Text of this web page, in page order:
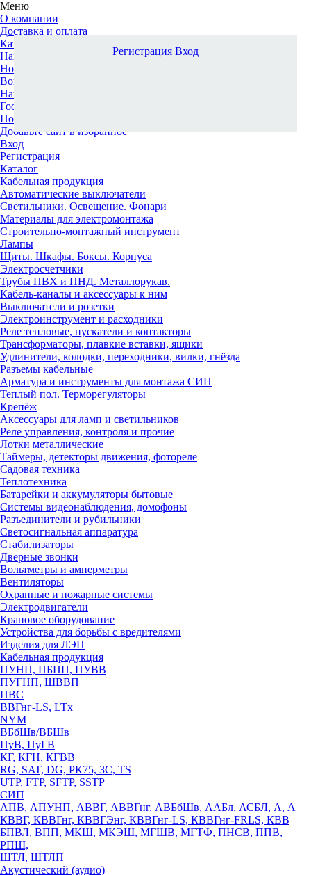
Меню
О компании
Доставка и оплата
Каталог
Наши офисы
Новости и новинки
Вопрос-ответ
Наша команда
Гос. заказчикам
Поставщикам
Добавьте сайт в избранное
Вход
Регистрация
Каталог
Кабельная продукция
Автоматические выключатели
Светильники. Освещение. Фонари
Материалы для электромонтажа
Строительно-монтажный инструмент
Лампы
Щиты. Шкафы. Боксы. Корпуса
Электросчетчики
Трубы ПВХ и ПНД. Металлорукав.
Кабель-каналы и аксессуары к ним
Выключатели и розетки
Электроинструмент и расходники
Реле тепловые, пускатели и контакторы
Трансформаторы, плавкие вставки, ящики
Удлинители, колодки, переходники, вилки, гнёзда
Разъемы кабельные
Арматура и инструменты для монтажа СИП
Теплый пол. Терморегуляторы
Крепёж
Аксессуары для ламп и светильников
Реле управления, контроля и прочие
Лотки металлические
Таймеры, детекторы движения, фотореле
Садовая техника
Теплотехника
Батарейки и аккумуляторы бытовые
Системы видеонаблюдения, домофоны
Разъединители и рубильники
Светосигнальная аппаратура
Стабилизаторы
Дверные звонки
Вольтметры и амперметры
Вентиляторы
Охранные и пожарные системы
Электродвигатели
Крановое оборудование
Устройства для борьбы с вредителями
Изделия для ЛЭП
Кабельная продукция
ПУНП, ПБПП, ПУВВ
ПУГНП, ШВВП
ПВС
ВВГнг-LS, LTx
NYM
ВБбШв/ВБШв
ПуВ, ПуГВ
КГ, КГН, КГВВ
RG, SAT, DG, РК75, 3С, TS
UTP, FTP, SFTP, SSTP
СИП
АПВ, АПУНП, АВВГ, АВВГнг, АВБбШв, ААБл, АСБЛ, А, А
КВВГ, КВВГнг, КВВГЭнг, КВВГнг-LS, КВВГнг-FRLS, КВВ
БПВЛ, ВПП, МКШ, МКЭШ, МГШВ, МГТФ, ПНСВ, ППВ,
РПШ,
ШТЛ, ШТЛП
Акустический (аудио)
Регистрация Вход